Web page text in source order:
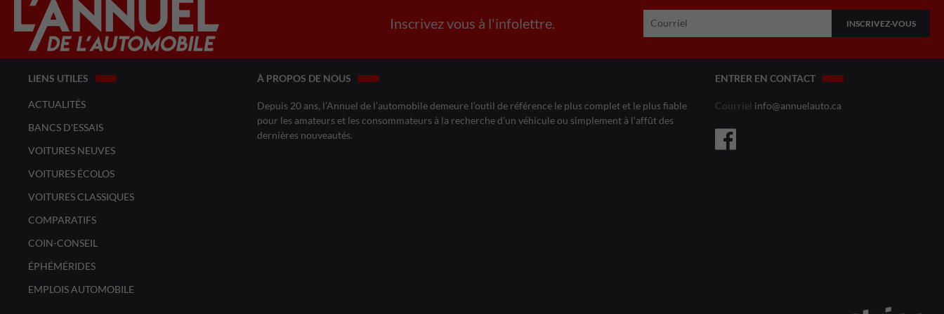
Inscrivez vous à l'infolettre.
LIENS UTILES
ACTUALITÉS
BANCS D'ESSAIS
VOITURES NEUVES
VOITURES ÉCOLOS
VOITURES CLASSIQUES
COMPARATIFS
COIN-CONSEIL
ÉPHÉMÉRIDES
EMPLOIS AUTOMOBILE
À PROPOS DE NOUS
Depuis 20 ans, l’Annuel de l’automobile demeure l’outil de référence le plus complet et le plus fiable
pour les amateurs et les consommateurs à la recherche d’un véhicule ou simplement à l’affût des
dernières nouveautés.
ENTRER EN CONTACT
Courriel info@annuelauto.ca